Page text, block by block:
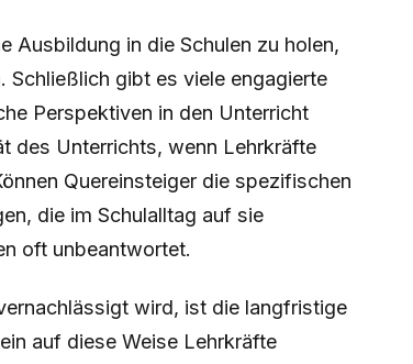
Ausbildung in die Schulen zu holen,
Schließlich gibt es viele engagierte
Perspektiven in den Unterricht
des Unterrichts, wenn Lehrkräfte
Quereinsteiger die spezifischen
die im Schulalltag auf sie
oft unbeantwortet.
wird, ist die langfristige
auf diese Weise Lehrkräfte